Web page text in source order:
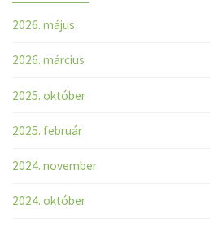
2026. május
2026. március
2025. október
2025. február
2024. november
2024. október